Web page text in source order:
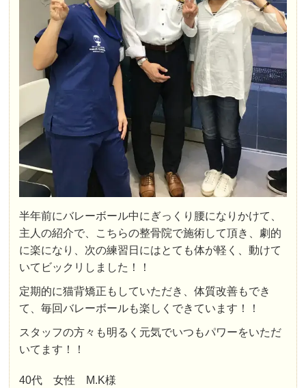
半年前にバレーボール中にぎっくり腰になりかけて、
主人の紹介で、こちらの整骨院で施術して頂き、劇的
に楽になり、次の練習日にはとても体が軽く、動けて
いてビックリしました！！
定期的に猫背矯正もしていただき、体質改善もでき
て、毎回バレーボールも楽しくできています！！
スタッフの方々も明るく元気でいつもパワーをいただ
いてます！！
40代 女性 M.K様